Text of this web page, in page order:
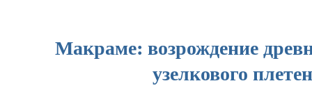
Макраме: возрождение
узелкового